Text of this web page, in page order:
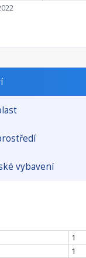
vybavení
1
1